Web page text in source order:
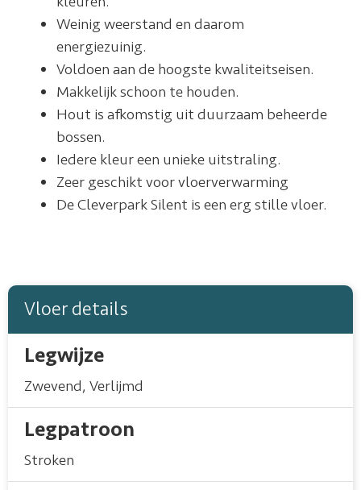
Weinig weerstand en daarom
energiezuinig.
Voldoen aan de hoogste kwaliteitseisen.
Makkelijk schoon te houden.
Hout is afkomstig uit duurzaam beheerde
bossen.
Iedere kleur een unieke uitstraling.
Zeer geschikt voor vloerverwarming
De Cleverpark Silent is een erg stille vloer.
Vloer details
Legwijze
Zwevend, Verlijmd
Legpatroon
Stroken